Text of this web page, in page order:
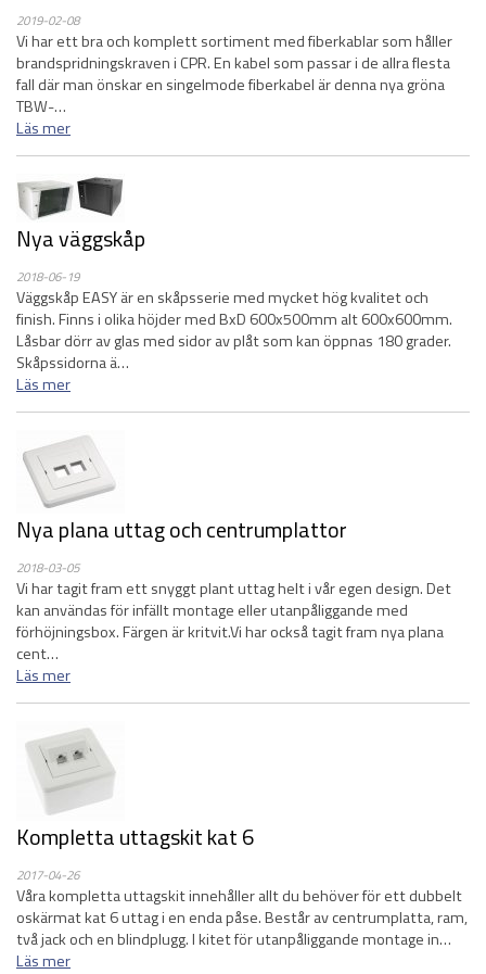
2019-02-08
Vi har ett bra och komplett sortiment med fiberkablar som håller
brandspridningskraven i CPR. En kabel som passar i de allra flesta
fall där man önskar en singelmode fiberkabel är denna nya gröna
TBW-…
Läs mer
Nya väggskåp
2018-06-19
Väggskåp EASY är en skåpsserie med mycket hög kvalitet och
finish. Finns i olika höjder med BxD 600x500mm alt 600x600mm.
Låsbar dörr av glas med sidor av plåt som kan öppnas 180 grader.
Skåpssidorna ä…
Läs mer
Nya plana uttag och centrumplattor
2018-03-05
Vi har tagit fram ett snyggt plant uttag helt i vår egen design. Det
kan användas för infällt montage eller utanpåliggande med
förhöjningsbox. Färgen är kritvit.Vi har också tagit fram nya plana
cent…
Läs mer
Kompletta uttagskit kat 6
2017-04-26
Våra kompletta uttagskit innehåller allt du behöver för ett dubbelt
oskärmat kat 6 uttag i en enda påse. Består av centrumplatta, ram,
två jack och en blindplugg. I kitet för utanpåliggande montage in…
Läs mer